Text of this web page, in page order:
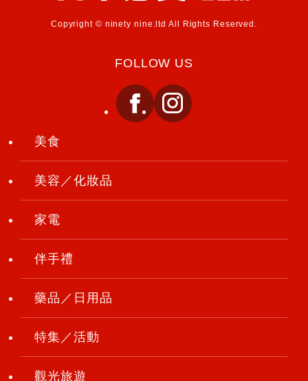
Copyright © ninety nine.ltd All Rights Reserved.
FOLLOW US
美食
美容／化妝品
家電
伴手禮
藥品／日用品
特集／活動
觀光旅遊